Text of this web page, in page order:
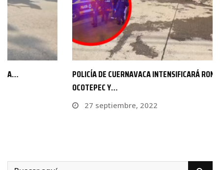
POLICÍA DE CUERNAVACA INTENSIFICARÁ RONDINES EN
27 septiembre, 2022